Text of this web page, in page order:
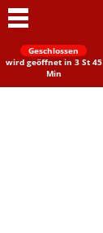
Geschlossen
wird geöffnet in 3 St 45
Min